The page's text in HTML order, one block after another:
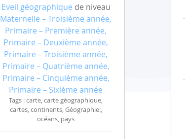
Eveil géographique de niveau
Maternelle – Troisième année,
Primaire – Première année,
Primaire – Deuxième année,
Primaire – Troisième année,
Primaire – Quatrième année,
Primaire – Cinquième année,
Primaire – Sixième année
Tags : carte, carte géographique,
cartes, continents, Géographie:,
océans, pays